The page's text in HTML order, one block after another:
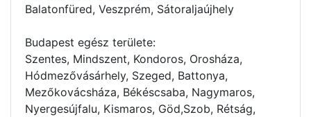
Balatonfüred, Veszprém, Sátoraljaújhely
Budapest egész területe:
Szentes, Mindszent, Kondoros, Orosháza,
Hódmezővásárhely, Szeged, Battonya,
Mezőkovácsháza, Békéscsaba, Nagymaros,
Nyergesújfalu, Kismaros, Göd,Szob, Rétság,